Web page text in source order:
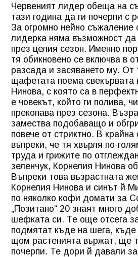
Червеният лидер обеща на
тази година да ги почерпи с
За огромно нейно съжаление
лидерка няма възможност да
през целия сезон. Именно
тя обикновено се включва в
разсада и засяването му. От
щафетата поема свекървата
Нинова, с която са в
е човекът, който ги полива,
прекопава през сезона.
замества подобаващо и
повече от стриктно. В крайна
въпреки, че тя хвърля по-
труда и грижите по
зеленчук, Корнелия Нинова
Въпреки това възрастната
Корнелия Нинова и синът й
по няколко кофи домати за
„Позитано“ 20 знаят много
шефката си. Те още отсега
подмятат къде на шега, къде
щом растенията вържат, ще
почерпи. Те дори й давали